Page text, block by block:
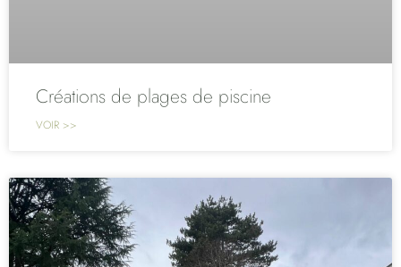
Créations de plages de piscine
VOIR >>